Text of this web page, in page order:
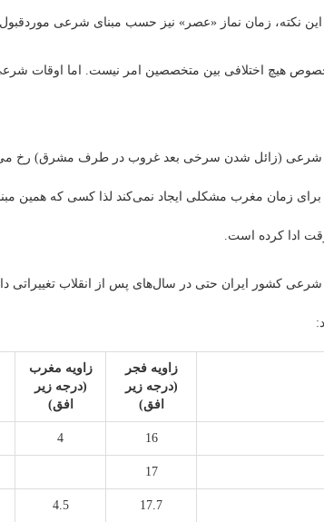
نکته، زمان نماز «عصر» نیز حسب مبنای شرعی
هیچ اختلافی بین متخصصین امر نیست. اما اوقات
ادا کرده است.
کشور ایران حتی در سال‌های پس از انقلاب تغییراتی
زاویه فجر
(درجه زیر
افق)
زاویه مغرب
(درجه زیر
افق)
16
4
17
17.7
4.5